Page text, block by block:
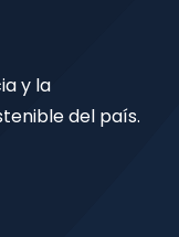
y la
del país.